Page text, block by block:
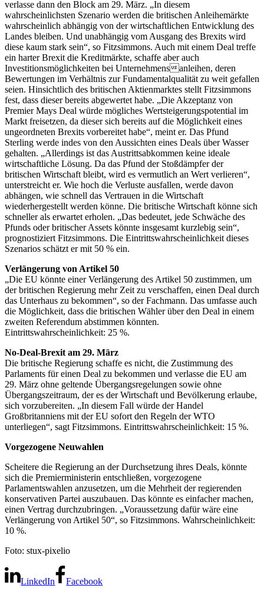
verlasse dann den Block am 29. März. „In diesem
wahrscheinlichsten Szenario werden die britischen Anleihemärkte
wahrscheinlich abhängig von der wirtschaftlichen Entwicklung des
Landes bleiben. Und unabhängig vom Ausgang des Brexits wird
diese kaum stark sein“, so Fitzsimmons. Auch mit einem Deal treffe
ein harter Brexit die Kreditmärkte, schaffe aber auch
Investitionsmöglichkeiten bei Unternehmensanleihen, deren
Bewertungen im Verhältnis zur Fundamentalqualität zu weit gefallen
seien. Hinsichtlich des britischen Aktienmarktes stellt Fitzsimmons
fest, dass dieser bereits abgewertet habe. „Die Akzeptanz von
Premier Mays Deal würde mögliches Wertsteigerungspotential im
Markt freisetzen, da dieser sich bereits auf die Möglichkeit eines
ungeordneten Brexits vorbereitet habe“, meint er. Das Pfund
Sterling werde indes von den Aussichten eines Deals über Wasser
gehalten. „Allerdings ist das Austrittsabkommen keine ideale
wirtschaftliche Lösung. Da das Pfund der Stoßdämpfer der
britischen Wirtschaft bleibt, wird es vermutlich an Wert verlieren“,
unterstreicht er. Wie hoch die Verluste ausfallen, werde davon
abhängen, wie schnell das Vertrauen in die Wirtschaft
wiederhergestellt werden könne. Die britische Wirtschaft könne sich
schneller als erwartet erholen. „Das bedeutet, jede Schwäche des
Pfunds oder britischer Assets könnte insgesamt kurzlebig sein“,
prognostiziert Fitzsimmons. Die Eintrittswahrscheinlichkeit dieses
Szenarios schätzt er mit 50 % ein.
Verlängerung von Artikel 50
„Die EU könnte einer Verlängerung des Artikel 50 zustimmen, um
der britischen Regierung mehr Zeit zu verschaffen, einen Deal durch
das Unterhaus zu bekommen“, so der Fachmann. Das umfasse auch
die Möglichkeit, dass die britischen Wähler über den Deal in einem
zweiten Referendum abstimmen könnten.
Eintrittswahrscheinlichkeit: 25 %.
No-Deal-Brexit am 29. März
Die britische Regierung schaffe es nicht, die Zustimmung des
Parlaments für einen Deal zu bekommen und verlasse die EU am
29. März ohne geltende Übergangsregelungen sowie ohne
Übergangszeitraum, der es der Wirtschaft und Bevölkerung erlaube,
sich vorzubereiten. „In diesem Fall würde der Handel
Großbritanniens mit der EU sofort den Regeln der WTO
unterliegen“, sagt Fitzsimmons. Eintrittswahrscheinlichkeit: 15 %.
Vorgezogene Neuwahlen
Scheitere die Regierung an der Durchsetzung ihres Deals, könnte
sich die Premierministerin entschließen, vorgezogene
Parlamentswahlen anzusetzen, um die Mehrheit der regierenden
konservativen Partei auszubauen. Das könnte es einfacher machen,
einen Vertrag durchzubringen. „Voraussetzung dafür wäre eine
Verlängerung von Artikel 50“, so Fitzsimmons. Wahrscheinlichkeit:
10 %.
Foto: stux-pixelio
LinkedIn Facebook